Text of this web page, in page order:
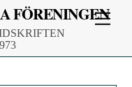
FÖRENINGEN